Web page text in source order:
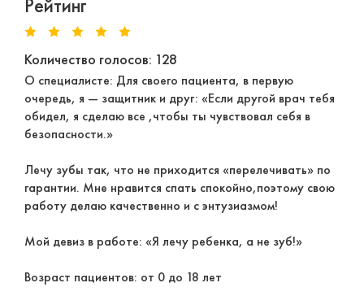
Рейтинг
Количество голосов: 128
О специалисте: Для своего пациента, в первую
очередь, я — защитник и друг: «Если другой врач тебя
обидел, я сделаю все ,чтобы ты чувствовал себя в
безопасности.»
Лечу зубы так, что не приходится «перелечивать» по
гарантии. Мне нравится спать спокойно,поэтому свою
работу делаю качественно и с энтузиазмом!
Мой девиз в работе: «Я лечу ребенка, а не зуб!»
Возраст пациентов: от 0 до 18 лет